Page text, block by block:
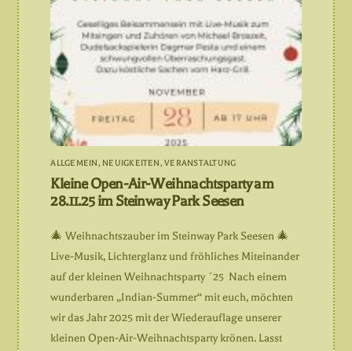
ALLGEMEIN, NEUIGKEITEN,VERANSTALTUNG
Kleine Open-Air-Weihnachtsparty am
28.11.25 im Steinway Park Seesen
🎄 Weihnachtszauber im Steinway Park Seesen 🎄
Live-Musik, Lichterglanz und fröhliches Miteinander
auf der kleinen Weihnachtsparty ´25 Nach einem
wunderbaren „Indian-Summer“ mit euch, möchten
wir das Jahr 2025 mit der Wiederauflage unserer
kleinen Open-Air-Weihnachtsparty krönen. Lasst